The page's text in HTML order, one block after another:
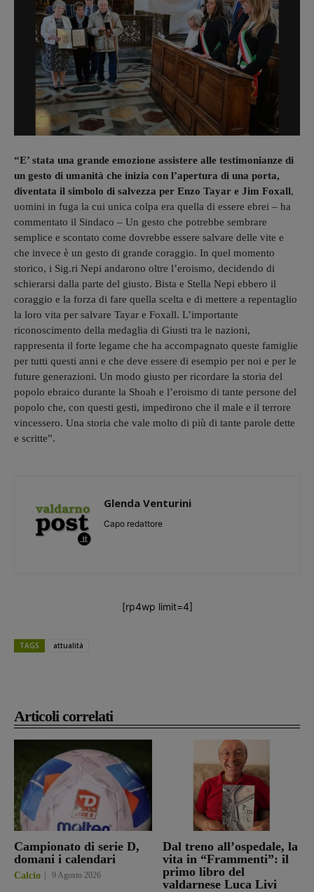
Articoli correlati
Campionato di serie D,
domani i calendari
Calcio 9 Agosto 2026
Dal treno all’ospedale, la
vita in “Frammenti”: il
primo libro del
valdarnese Luca Livi
“E’ stata una grande emozione assistere alle testimonianze di
un gesto di umanità che inizia con l’apertura di una porta,
diventata il simbolo di salvezza per Enzo Tayar e Jim Foxall,
uomini in fuga la cui unica colpa era quella di essere ebrei – ha
commentato il Sindaco – Un gesto che potrebbe sembrare
semplice e scontato come dovrebbe essere salvare delle vite e
che invece è un gesto di grande coraggio. In quel momento
storico, i Sig.ri Nepi andarono oltre l’eroismo, decidendo di
schierarsi dalla parte del giusto. Bista e Stella Nepi ebbero il
coraggio e la forza di fare quella scelta e di mettere a repentaglio
la loro vita per salvare Tayar e Foxall. L’importante
riconoscimento della medaglia di Giusti tra le nazioni,
rappresenta il forte legame che ha accompagnato queste famiglie
per tutti questi anni e che deve essere di esempio per noi e per le
future generazioni. Un modo giusto per ricordare la storia del
popolo ebraico durante la Shoah e l’eroismo di tante persone del
popolo che, con questi gesti, impedirono che il male e il terrore
vincessero. Una storia che vale molto di più di tante parole dette
e scritte”.
Glenda Venturini
Capo redattore
[rp4wp limit=4]
TAGS attualità